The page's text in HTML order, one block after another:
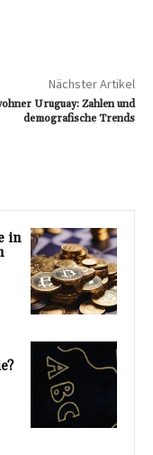
Nächster Artikel
Uruguay: Zahlen und
demografische Trends
in